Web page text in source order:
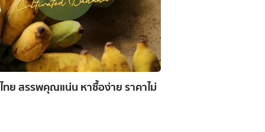
ทย สรรพคุณแน่น หาซื้อง่าย ราคาไม่